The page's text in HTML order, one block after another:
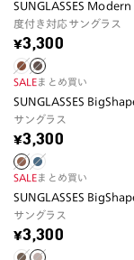
SUNGLASSES
度付き対応サングラス
¥3,300
SALEまとめ買い
SUNGLASSES
サングラス
¥3,300
SALEまとめ買い
SUNGLASSES
サングラス
¥3,300